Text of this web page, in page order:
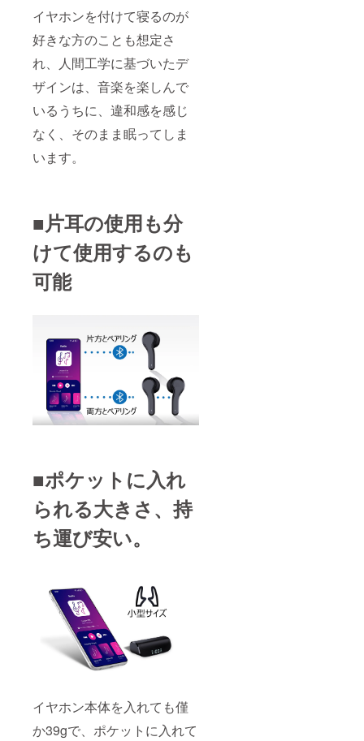
イヤホンを付けて寝るのが
好きな方のことも想定さ
れ、人間工学に基づいたデ
ザインは、音楽を楽しんで
いるうちに、違和感を感じ
なく、そのまま眠ってしま
います。
■片耳の使用も分
けて使用するのも
可能
■ポケットに入れ
られる大きさ、持
ち運び安い。
イヤホン本体を入れても僅
か39gで、ポケットに入れて